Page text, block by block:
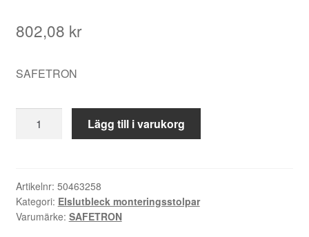
802,08 kr
SAFETRON
Monteringsstolpe
SC30TH-
Lägg till i varukorg
Artikelnr: 50463258
Kategori: Elslutbleck monteringsstolpar
Varumärke: SAFETRON